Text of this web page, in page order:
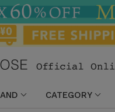
CATEGORY